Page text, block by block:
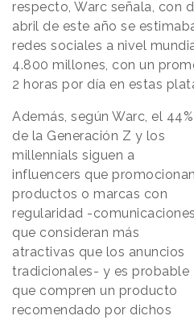
respecto, Warc señala, con
abril de este año se
redes sociales a nivel
4.800 millones, con un
2 horas por día en estas
Además, según Warc, el 44%
de la Generación Z y los
millennials siguen a
influencers que promocionan
productos o marcas con
regularidad -comunicaciones
que consideran más
atractivas que los anuncios
tradicionales- y es probable
que compren un producto
recomendado por dichos